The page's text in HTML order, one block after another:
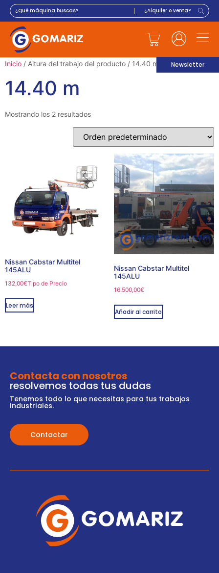
Newsletter
Inicio / Altura del trabajo del producto / 14.40 m
14.40 m
Mostrando los 2 resultados
Nissan Cabstar Multitel
145ALU
132,00€Tipo de Precio
Leer más
Nissan Cabstar Multitel
145ALU
16.500,00€
Añadir al carrito
Contacta con nosotros
resolvemos todas tus dudas
Tenemos todo lo que necesitas para tus trabajos
industriales.
Contactar